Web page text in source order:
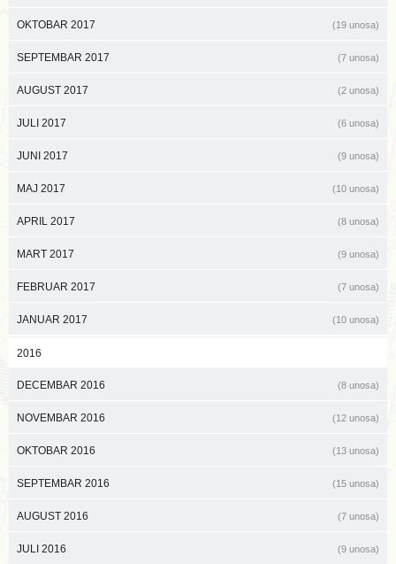
OKTOBAR 2017 (19 unosa)
SEPTEMBAR 2017 (7 unosa)
AUGUST 2017 (2 unosa)
JULI 2017 (6 unosa)
JUNI 2017 (9 unosa)
MAJ 2017 (10 unosa)
APRIL 2017 (8 unosa)
MART 2017 (9 unosa)
FEBRUAR 2017 (7 unosa)
JANUAR 2017 (10 unosa)
2016
DECEMBAR 2016 (8 unosa)
NOVEMBAR 2016 (12 unosa)
OKTOBAR 2016 (13 unosa)
SEPTEMBAR 2016 (15 unosa)
AUGUST 2016 (7 unosa)
JULI 2016 (9 unosa)